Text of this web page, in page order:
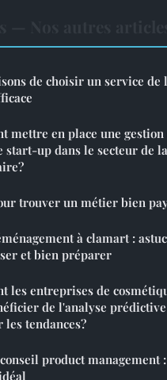
de choisir un service de
mettre en place une
start-up dans le secteur de
trouver un métier bien
à clamart :
et bien préparer
les entreprises de
de l'analyse
tendances?
product management